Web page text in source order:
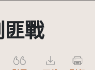
匪戰